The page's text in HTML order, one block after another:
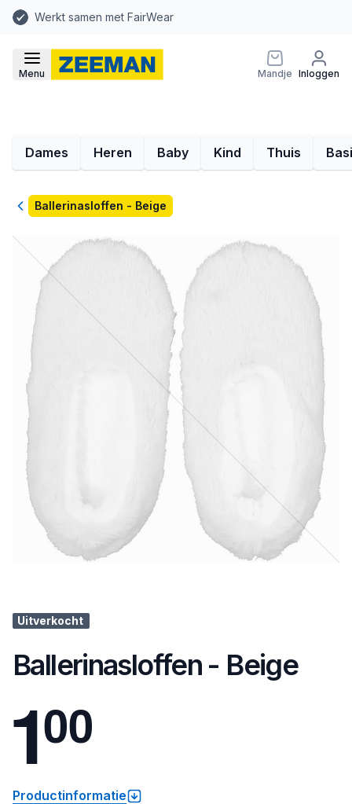
Werkt samen met FairWear
Menu Mandje Inloggen
Dames Heren Baby Kind Thuis
TerugBallerinasloffen - Beige
Uitverkocht
Ballerinasloffen - Beige
100
Productinformatie